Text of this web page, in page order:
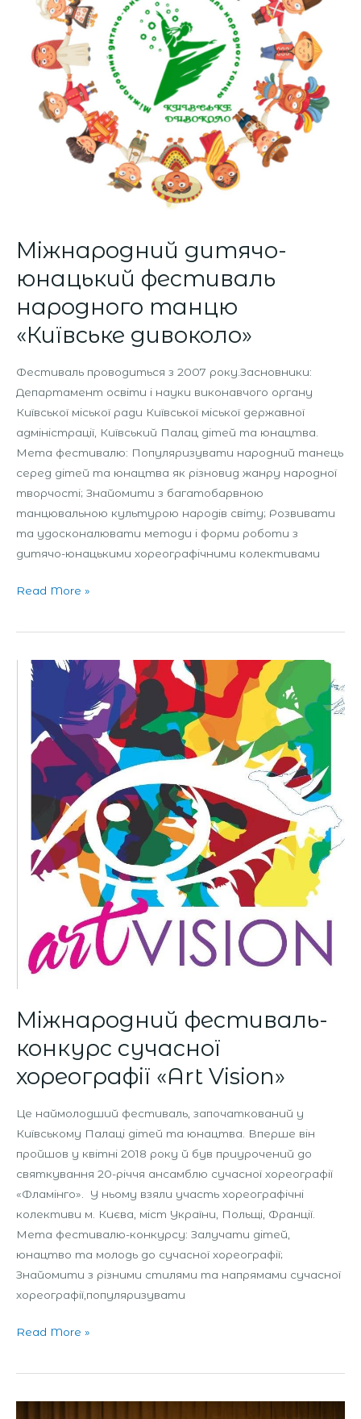
Міжнародний дитячо-
юнацький фестиваль
народного танцю
«Київське дивоколо»
Фестиваль проводиться з 2007 року.Засновники:
Департамент освіти і науки виконавчого органу
Київської міської ради Київської міської державної
адміністрації, Київський Палац дітей та юнацтва.
Мета фестивалю: Популяризувати народний танець
серед дітей та юнацтва як різновид жанру народної
творчості; Знайомити з багатобарвною
танцювальною культурою народів світу; Розвивати
та удосконалювати методи і форми роботи з
дитячо-юнацькими хореографічними колективами
«Київське
дивоколо»
Read More »
Міжнародний фестиваль-
конкурс сучасної
хореографії «Art Vision»
Це наймолодший фестиваль, започаткований у
Київському Палаці дітей та юнацтва. Вперше він
пройшов у квітні 2018 року й був приурочений до
святкування 20-річчя ансамблю сучасної хореографії
«Фламінго». У ньому взяли участь хореографічні
колективи м. Києва, міст України, Польщі, Франції.
Мета фестивалю-конкурсу: Залучати дітей,
юнацтво та молодь до сучасної хореографії;
Знайомити з різними стилями та напрямами сучасної
хореографії,популяризувати
Міжнародний
фестиваль-
конкурс
сучасної
хореографії
«Art
Read More »